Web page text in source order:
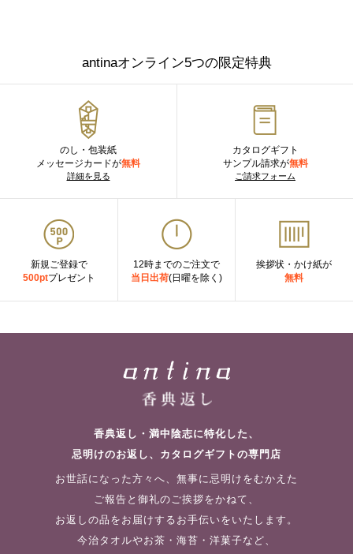
antinaオンライン5つの限定特典
のし・包装紙
メッセージカードが無料
詳細を見る
カタログギフト
サンプル請求が無料
ご請求フォーム
新規ご登録で
500ptプレゼント
12時までのご注文で
当日出荷(日曜を除く)
挨拶状・かけ紙が
無料
香典返し・満中陰志に特化した、
忌明けのお返し、カタログギフトの専門店
お世話になった方々へ、無事に忌明けをむかえた
ご報告と御礼のご挨拶をかねて、
お返しの品をお届けするお手伝いをいたします。
今治タオルやお茶・海苔・洋菓子など、